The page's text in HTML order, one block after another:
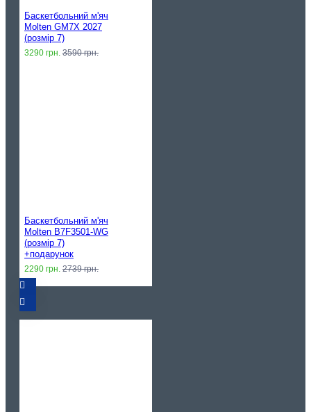
Баскетбольний м'яч
Molten GM7X 2027
(розмір 7)
3290 грн. 3590 грн.
Баскетбольний м'яч
Molten B7F3501-WG
(розмір 7)
+подарунок
2290 грн. 2739 грн.